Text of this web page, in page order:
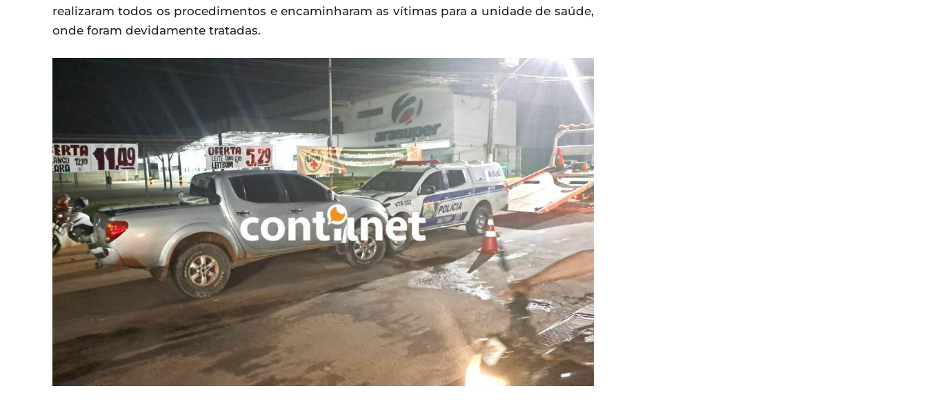
realizaram todos os procedimentos e encaminharam as vítimas para a unidade de saúde,
onde foram devidamente tratadas.